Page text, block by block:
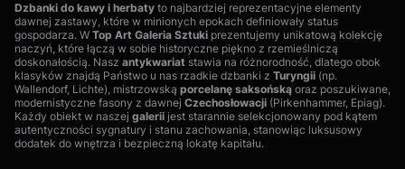
Dzbanki do kawy i herbaty to najbardziej reprezentacyjne elementy
dawnej zastawy, które w minionych epokach definiowały status
gospodarza. W Top Art Galeria Sztuki prezentujemy unikatową kolekcję
naczyń, które łączą w sobie historyczne piękno z rzemieślniczą
doskonałością. Nasz antykwariat stawia na różnorodność, dlatego obok
klasyków znajdą Państwo u nas rzadkie dzbanki z Turyngii (np.
Wallendorf, Lichte), mistrzowską porcelanę saksońską oraz poszukiwane,
modernistyczne fasony z dawnej Czechosłowacji (Pirkenhammer, Epiag).
Każdy obiekt w naszej galerii jest starannie selekcjonowany pod kątem
autentyczności sygnatury i stanu zachowania, stanowiąc luksusowy
dodatek do wnętrza i bezpieczną lokatę kapitału.